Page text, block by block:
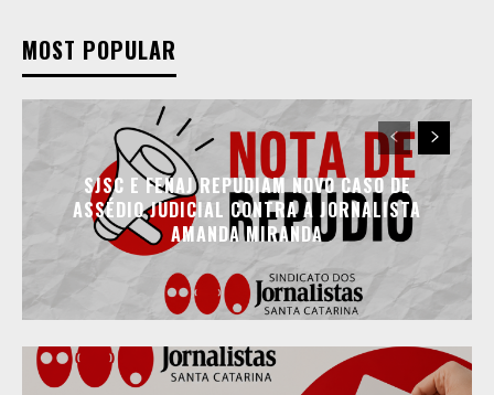
MOST POPULAR
SJSC E FENAJ REPUDIAM NOVO CASO DE
ASSÉDIO JUDICIAL CONTRA A JORNALISTA
AMANDA MIRANDA